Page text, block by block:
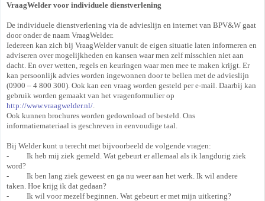
VraagWelder voor individuele dienstverlening
De individuele dienstverlening via de advieslijn en internet van BPV&W gaat
door onder de naam VraagWelder.
Iedereen kan zich bij VraagWelder vanuit de eigen situatie laten informeren en
adviseren over mogelijkheden en kansen waar men zelf misschien niet aan
dacht. En over wetten, regels en keuringen waar men mee te maken krijgt. Er
kan persoonlijk advies worden ingewonnen door te bellen met de advieslijn
(0900 – 4 800 300). Ook kan een vraag worden gesteld per e-mail. Daarbij kan
gebruik worden gemaakt van het vragenformulier op
http://www.vraagwelder.nl/.
Ook kunnen brochures worden gedownload of besteld. Ons
informatiemateriaal is geschreven in eenvoudige taal.
Bij Welder kunt u terecht met bijvoorbeeld de volgende vragen:
- Ik heb mij ziek gemeld. Wat gebeurt er allemaal als ik langdurig ziek
word?
- Ik ben lang ziek geweest en ga nu weer aan het werk. Ik wil andere
taken. Hoe krijg ik dat gedaan?
- Ik wil voor mezelf beginnen. Wat gebeurt er met mijn uitkering?